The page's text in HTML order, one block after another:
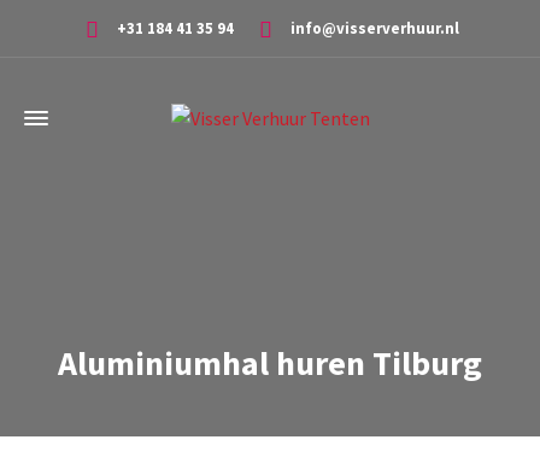
+31 184 41 35 94 info@visserverhuur.nl
Aluminiumhal huren Tilburg